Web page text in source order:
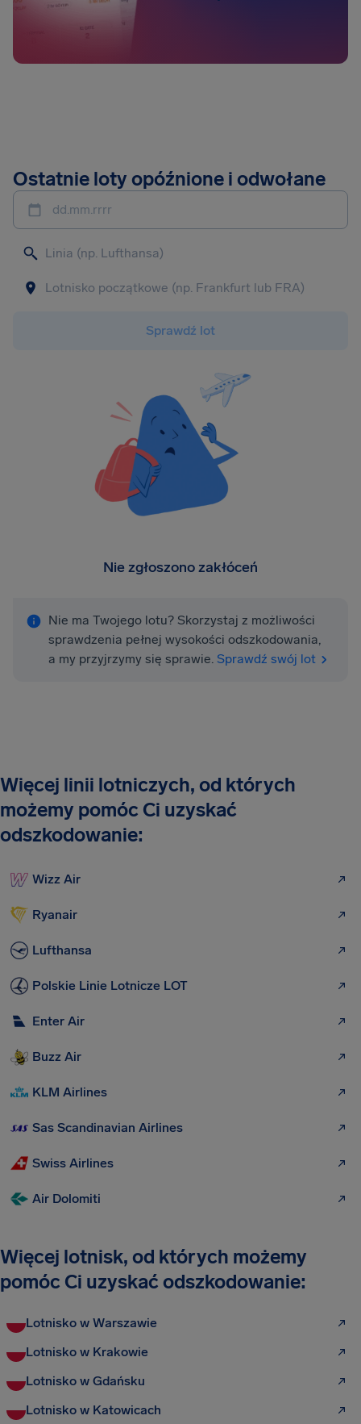
Ostatnie loty opóźnione i odwołane
dd.mm.rrrr
Sprawdź lot
Nie zgłoszono zakłóceń
Nie ma Twojego lotu? Skorzystaj z możliwości
sprawdzenia pełnej wysokości odszkodowania,
a my przyjrzymy się sprawie. Sprawdź swój lot
Więcej linii lotniczych, od których
możemy pomóc Ci uzyskać
odszkodowanie:
Wizz Air
Ryanair
Lufthansa
Polskie Linie Lotnicze LOT
Enter Air
Buzz Air
KLM Airlines
Sas Scandinavian Airlines
Swiss Airlines
Air Dolomiti
Więcej lotnisk, od których możemy
pomóc Ci uzyskać odszkodowanie:
Lotnisko w Warszawie
Lotnisko w Krakowie
Lotnisko w Gdańsku
Lotnisko w Katowicach